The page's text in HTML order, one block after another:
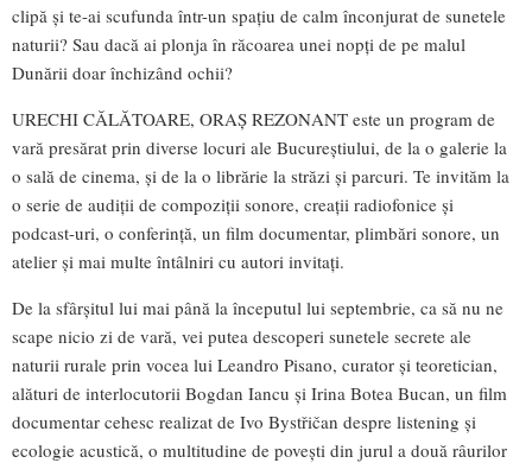
clipă și te-ai scufunda într-un spațiu de calm înconjurat de sunetele
naturii? Sau dacă ai plonja în răcoarea unei nopți de pe malul
Dunării doar închizând ochii?
URECHI CĂLĂTOARE, ORAȘ REZONANT este un program de
vară presărat prin diverse locuri ale Bucureștiului, de la o galerie la
o sală de cinema, și de la o librărie la străzi și parcuri. Te invităm la
o serie de audiții de compoziții sonore, creații radiofonice și
podcast-uri, o conferință, un film documentar, plimbări sonore, un
atelier și mai multe întâlniri cu autori invitați.
De la sfârșitul lui mai până la începutul lui septembrie, ca să nu ne
scape nicio zi de vară, vei putea descoperi sunetele secrete ale
naturii rurale prin vocea lui Leandro Pisano, curator și teoretician,
alături de interlocutorii Bogdan Iancu și Irina Botea Bucan, un film
documentar cehesc realizat de Ivo Bystřičan despre listening și
ecologie acustică, o multitudine de povești din jurul a două râurilor